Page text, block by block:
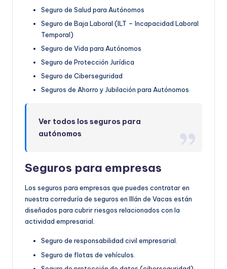
Seguro de Salud para Autónomos
Seguro de Baja Laboral (ILT – Incapacidad Laboral
Temporal)
Seguro de Vida para Autónomos
Seguro de Protección Jurídica
Seguro de Ciberseguridad
Seguros de Ahorro y Jubilación para Autónomos
Ver todos los seguros para
autónomos
Seguros para empresas
Los seguros para empresas que puedes contratar en
nuestra correduría de seguros en Illán de Vacas están
diseñados para cubrir riesgos relacionados con la
actividad empresarial.
Seguro de responsabilidad civil empresarial.
Seguro de flotas de vehículos.